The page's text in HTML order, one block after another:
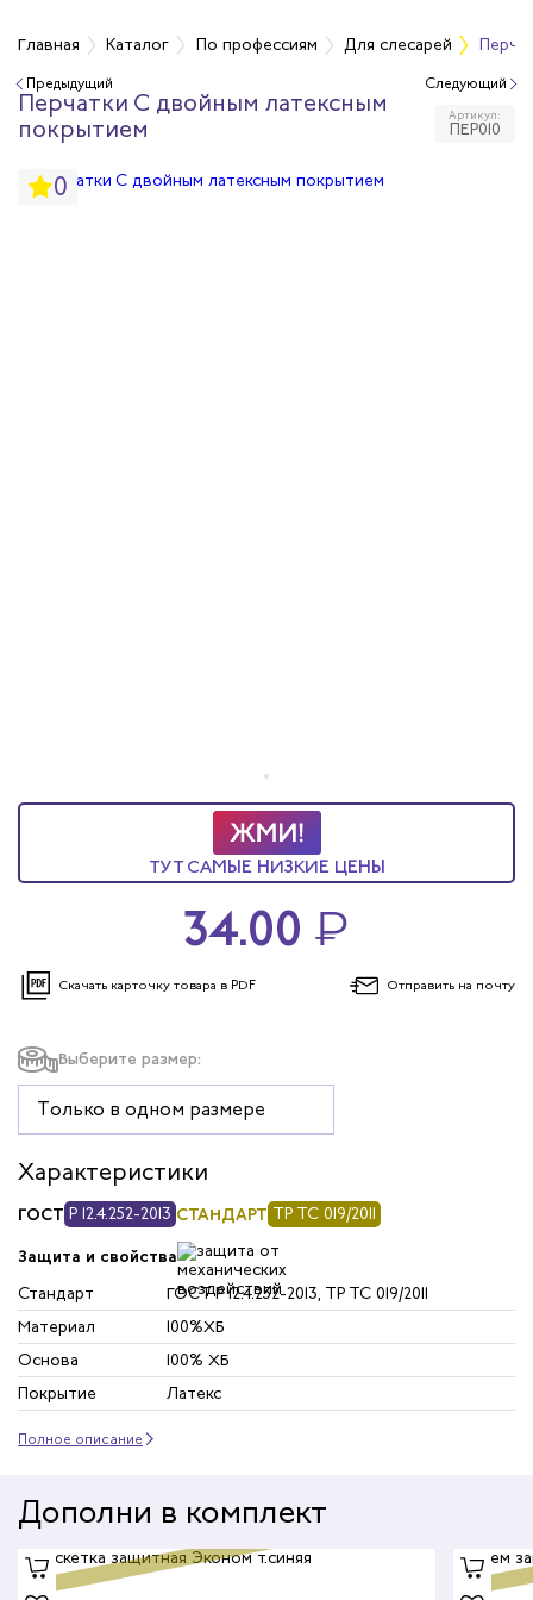
Главная Каталог По профессиям Для слесарей
Предыдущий
Перчатки С двойным латексным
покрытием
Артикул:
ПЕР010
0
Выберите размер:
Только в одном размере
Характеристики
ГОСТ Р 12.4.252-2013 СТАНДАРТ ТР ТС 019/2011
Защита и свойства
Стандарт
ГОСТ Р 12.4.252-2013, ТР ТС 019/2011
Материал
100%ХБ
Основа
100% ХБ
Покрытие
Латекс
Полное описание
ТУТ САМЫЕ НИЗКИЕ ЦЕНЫ
34.00 ₽
Скачать карточку товара в PDF Отправить на почту
Следующий
Дополни в комплект